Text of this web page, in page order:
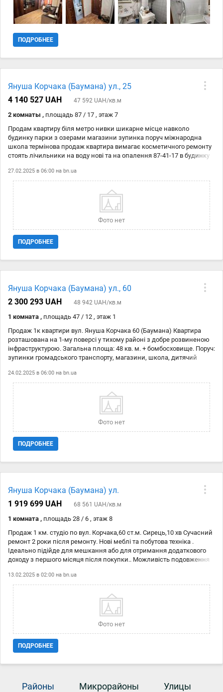
ПОДРОБНЕЕ
Януша Корчака (Баумана) ул., 25
4 140 527 UAH
47 592 UAH/кв.м
2 комнаты , площадь 87 / 17 , этаж 7
Продам квартиру біля метро нивки шикарне місце навколо
будинку парки з озерами магазини зупинка поруч міжнародна
школа термінова продаж квартира вимагає косметичного ремонту
стоять лічильники на воду нові та на опалення 87-41-17 в будинку
утеплений бізнес класу чудова пропозиція для шевченківського
району квартира застрахована. До метро йти 10 хвилин або їхати 3
хвилини Свіже повітря та тиша.
27.02.2025 в 06:00 на bn.ua
Фото нет
ПОДРОБНЕЕ
Януша Корчака (Баумана) ул., 60
2 300 293 UAH
48 942 UAH/кв.м
1 комната , площадь 47 / 12 , этаж 1
Продаж 1к квартири вул. Януша Корчака 60 (Баумана) Квартира
розташована на 1-му поверсі у тихому районі з добре розвиненою
інфраструктурою. Загальна площа: 48 кв. м. + бомбосховище. Поруч:
зупинки громадського транспорту, магазини, школа, дитячий
ДИНАМО ІМ. ВАЛЕРІЯ ЛОБАНОВСЬКОГО. 15 хв. пішки до м. Сирець
та 20 хв. до м. Нивки.
24.02.2025 в 06:00 на bn.ua
Фото нет
ПОДРОБНЕЕ
Януша Корчака (Баумана) ул.
1 919 699 UAH
68 561 UAH/кв.м
1 комната , площадь 28 / 6 , этаж 8
Продаж 1 км. студіо по вул. Корчака,60 ст.м. Сирець,10 хв Сучасний
ремонт 2 роки після ремонту. Нові меблі та побутова техніка .
Ідеально підійде для мешкання або для отримання додаткового
доходу з першого місяця після покупки.. Можливість подовження
13.02.2025 в 02:00 на bn.ua
Фото нет
ПОДРОБНЕЕ
Районы Микрорайоны Улицы